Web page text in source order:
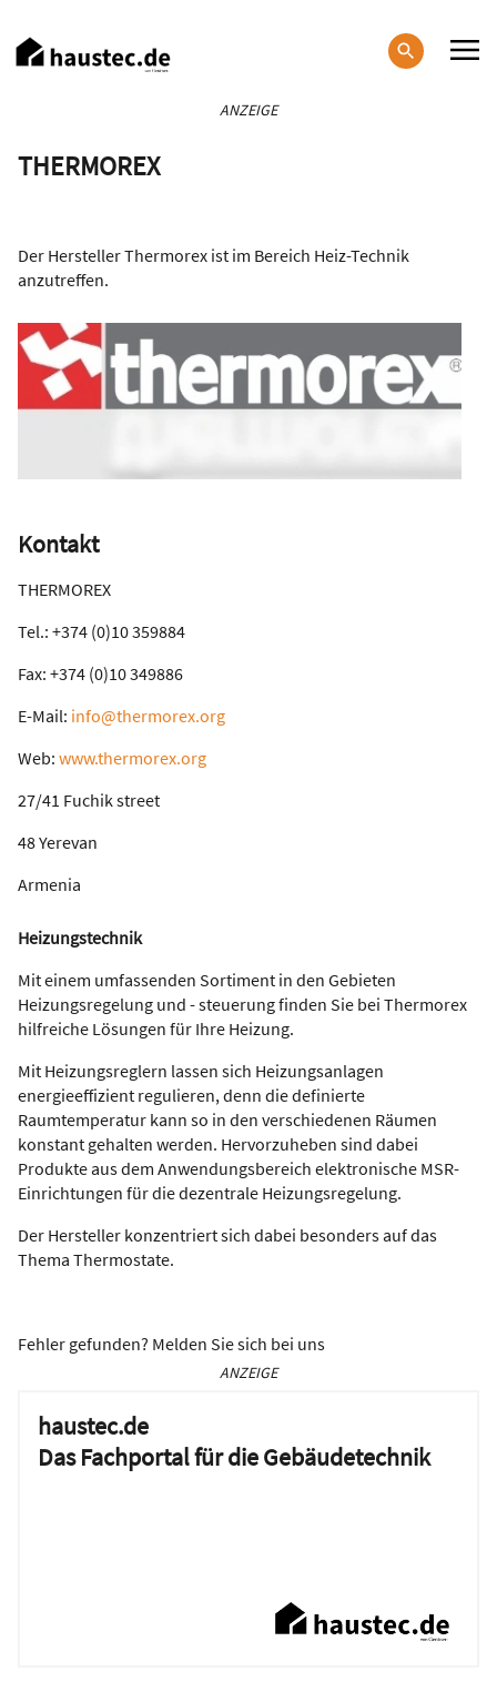
zum
Inhalt
ANZEIGE
THERMOREX
Der Hersteller Thermorex ist im Bereich Heiz-Technik
anzutreffen.
Kontakt
THERMOREX
Tel.: +374 (0)10 359884
Fax: +374 (0)10 349886
E-Mail: info@thermorex.org
Web: www.thermorex.org
27/41 Fuchik street
48 Yerevan
Armenia
Heizungstechnik
Mit einem umfassenden Sortiment in den Gebieten
Heizungsregelung und - steuerung finden Sie bei Thermorex
hilfreiche Lösungen für Ihre Heizung.
Mit Heizungsreglern lassen sich Heizungsanlagen
energieeffizient regulieren, denn die definierte
Raumtemperatur kann so in den verschiedenen Räumen
konstant gehalten werden. Hervorzuheben sind dabei
Produkte aus dem Anwendungsbereich elektronische MSR-
Einrichtungen für die dezentrale Heizungsregelung.
Der Hersteller konzentriert sich dabei besonders auf das
Thema Thermostate.
Fehler gefunden? Melden Sie sich bei uns
ANZEIGE
haustec.de
Das Fachportal für die Gebäudetechnik